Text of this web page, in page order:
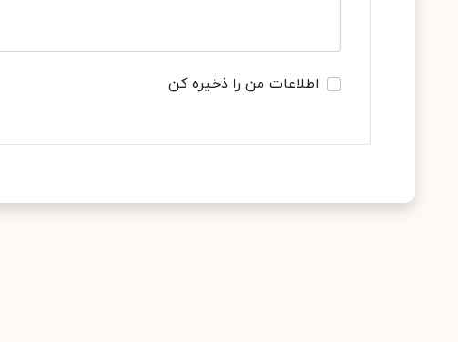
اطلاعات من را ذخیره کن